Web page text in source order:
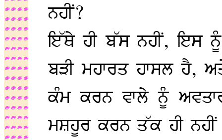
ਨਹੀਂ?
ਇੱਥੇ ਹੀ ਬੱਸ ਨਹੀਂ, ਇਸ
ਬੜੀ ਮਹਾਰਤ ਹਾਸਲ
ਕੰਮ ਕਰਨ ਵਾਲੇ ਨੂੰ
ਮਸ਼ਹੂਰ ਕਰਨ ਤੱਕ ਹੀ